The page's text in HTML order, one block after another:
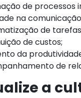
de processos
na
de
de custos;
da
de
a